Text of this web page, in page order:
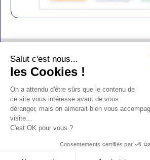
Mentions légales
Y-Proximité / Aliénor.net
Salut c'est nous...
les Cookies !
On a attendu d'être sûrs que le contenu de
ce site vous intéresse avant de vous
déranger, mais on aimerait bien vous
visite...
C'est OK pour vous ?
Consentements certifiés par